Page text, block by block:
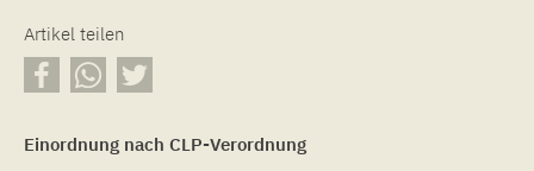
Artikel teilen
Einordnung nach CLP-Verordnung